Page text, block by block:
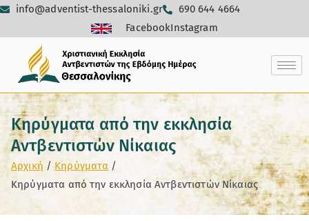
info@adventist-thessaloniki.gr
690 644 4664
FacebookInstagram
Κηρύγματα από την εκκλησία
Αντβεντιστών Νίκαιας
Αρχική
Κηρύγματα
Κηρύγματα από την εκκλησία Αντβεντιστών Νίκαιας